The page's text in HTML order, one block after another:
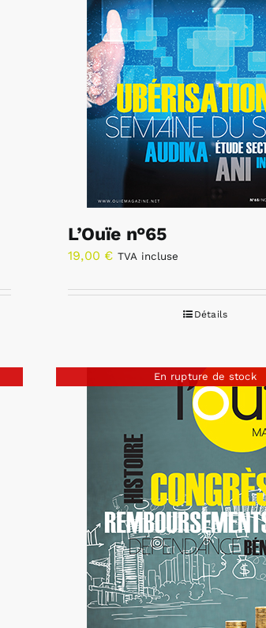
L’Ouïe n°65
19,00 € TVA incluse
Détails
En rupture de stock